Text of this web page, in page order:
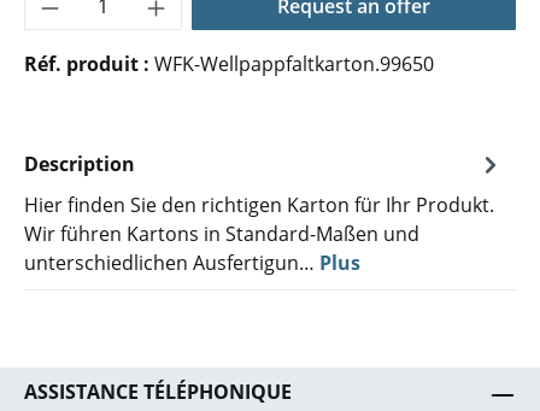
Request an offer
Réf. produit : WFK-Wellpappfaltkarton.99650
Description
Hier finden Sie den richtigen Karton für Ihr Produkt.
Wir führen Kartons in Standard-Maßen und
unterschiedlichen Ausfertigun… Plus
ASSISTANCE TÉLÉPHONIQUE